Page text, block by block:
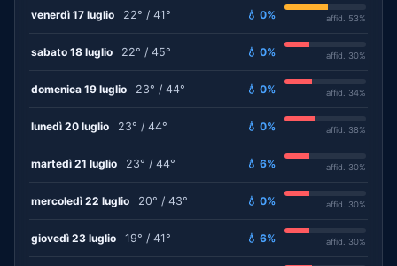
venerdì 17 luglio 22° / 41° 💧 0% affid. 53%
sabato 18 luglio 22° / 45° 💧 0% affid. 30%
domenica 19 luglio 23° / 44° 💧 0% affid. 34%
lunedì 20 luglio 23° / 44° 💧 0% affid. 38%
martedì 21 luglio 23° / 44° 💧 6% affid. 30%
mercoledì 22 luglio 20° / 43° 💧 0% affid. 30%
giovedì 23 luglio 19° / 41° 💧 6% affid. 30%